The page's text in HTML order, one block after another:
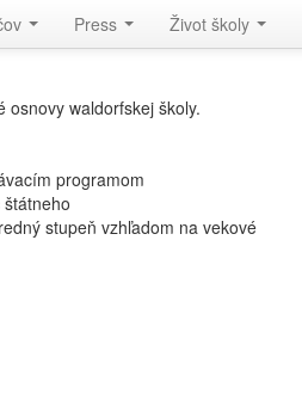
Press Život školy
osnovy waldorfskej školy.
programom
stupeň vzhľadom na vekové